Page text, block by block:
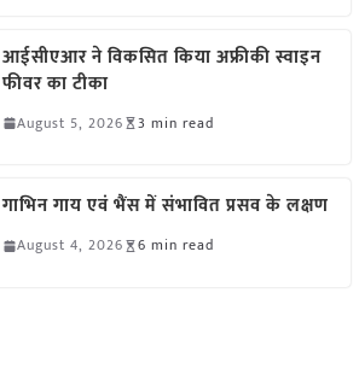
आईसीएआर ने विकसित किया अफ्रीकी स्वाइन
फीवर का टीका
August 5, 2026 3 min read
गाभिन गाय एवं भैंस में संभावित प्रसव के लक्षण
August 4, 2026 6 min read